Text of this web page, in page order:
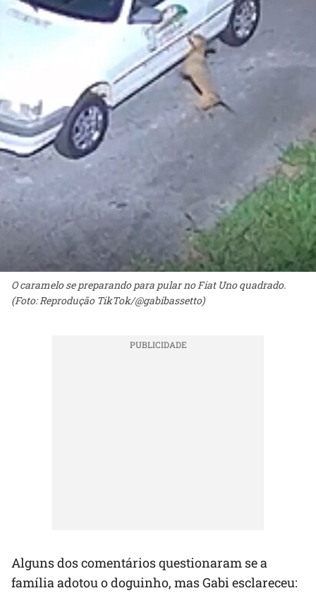
O caramelo se preparando para pular no Fiat Uno quadrado.
(Foto: Reprodução TikTok/@gabibassetto)
Alguns dos comentários questionaram se a
família adotou o doguinho, mas Gabi esclareceu: